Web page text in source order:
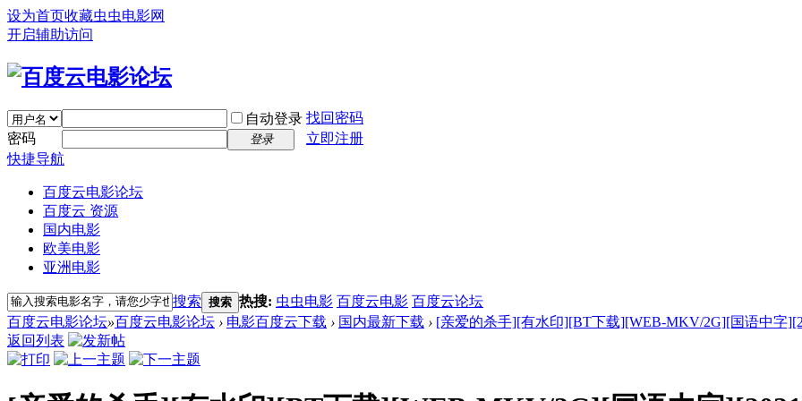
设为首页收藏虫虫电影网
开启辅助访问
自动登录 找回密码
密码
登录
立即注册
快捷导航
百度云电影论坛
百度云 资源
国内电影
欧美电影
亚洲电影
搜索 搜索 热搜: 虫虫电影 百度云电影 百度云论坛
百度云电影论坛»百度云电影论坛 › 电影百度云下载 › 国内最新下载 › [亲爱的杀手][有水印][BT下载][WEB-MKV/2G][国语中字
返回列表